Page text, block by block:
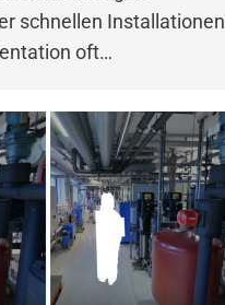
schnellen Installationen
oft…